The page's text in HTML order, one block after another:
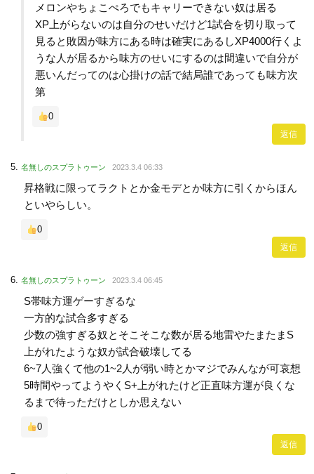
メロンやちょこぺろでもキャリーできない奴は居る
XP上がらないのは自分のせいだけど1試合を切り取って
見ると敗因が味方にある時は確実にあるしXP4000行くよ
うな人が居るから味方のせいにするのは間違いで自分が
悪いんだってのは心掛けの話で結局誰であっても味方次
第
0
返信
名無しのスプラトゥーン 2023.3.4 06:33
昇格戦に限ってラクトとか金モデとか味方に引くからほん
といやらしい。
0
返信
名無しのスプラトゥーン 2023.3.4 06:45
S帯味方運ゲーすぎるな
一方的な試合多すぎる
少数の強すぎる奴とそこそこな数が居る地雷やたまたまS
上がれたような奴が試合破壊してる
6~7人強くて他の1~2人が弱い時とかマジでみんなが可哀想
5時間やってようやくS+上がれたけど正直味方運が良くな
るまで待っただけとしか思えない
0
返信